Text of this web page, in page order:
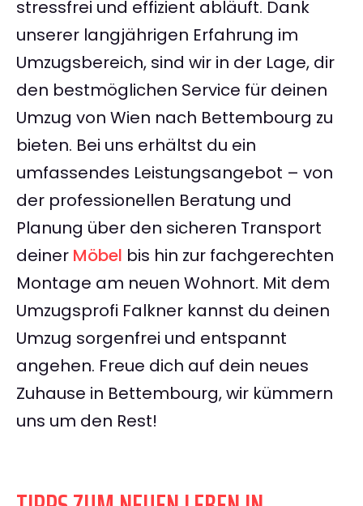
stressfrei und effizient abläuft. Dank
unserer langjährigen Erfahrung im
Umzugsbereich, sind wir in der Lage, dir
den bestmöglichen Service für deinen
Umzug von Wien nach Bettembourg zu
bieten. Bei uns erhältst du ein
umfassendes Leistungsangebot – von
der professionellen Beratung und
Planung über den sicheren Transport
deiner Möbel bis hin zur fachgerechten
Montage am neuen Wohnort. Mit dem
Umzugsprofi Falkner kannst du deinen
Umzug sorgenfrei und entspannt
angehen. Freue dich auf dein neues
Zuhause in Bettembourg, wir kümmern
uns um den Rest!